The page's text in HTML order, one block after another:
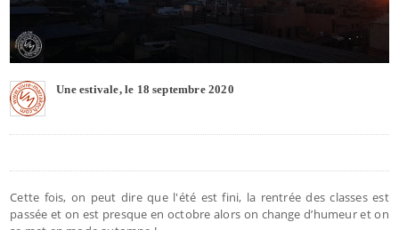
Une estivale, le 18 septembre 2020
Cette fois, on peut dire que l'été est fini, la rentrée des classes est
passée et on est presque en octobre alors on change d’humeur et on